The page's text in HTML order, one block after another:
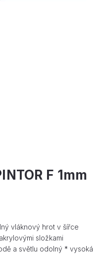
F 1mm
vláknový hrot v šířce
složkami
a světlu odolný * vysoká